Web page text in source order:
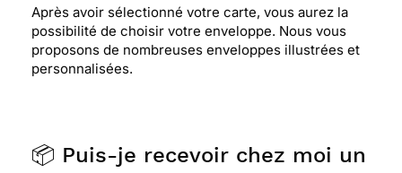
Après avoir sélectionné votre carte, vous aurez la
possibilité de choisir votre enveloppe. Nous vous
proposons de nombreuses enveloppes illustrées et
personnalisées.
📦 Puis-je recevoir chez moi un